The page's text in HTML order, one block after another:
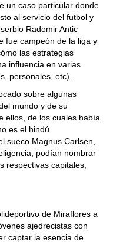
un caso particular donde
al servicio del futbol y
Radomir Antic
fue campeón de la liga y
las estrategias
influencia en varias
personales, etc).
sobre algunas
mundo y de su
ellos, de los cuales había
es el hindú
sueco Magnus Carlsen,
podían nombrar
respectivas capitales,
de Miraflores a
ajedrecistas con
captar la esencia de